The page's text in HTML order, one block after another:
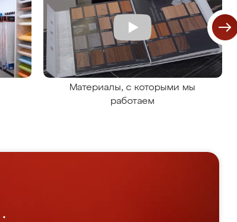
Материалы, с которыми мы
работаем